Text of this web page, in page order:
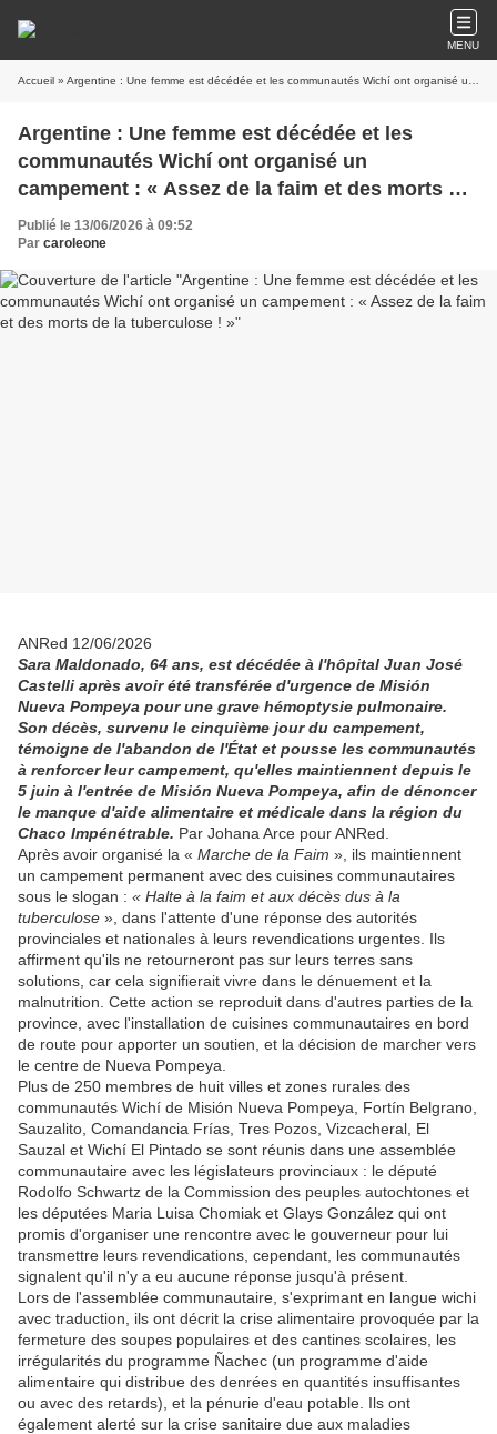
MENU
Accueil » Argentine : Une femme est décédée et les communautés Wichí ont organisé un campement : « Assez de la faim et des morts de la tuberculose ! »
Argentine : Une femme est décédée et les
communautés Wichí ont organisé un
campement : « Assez de la faim et des morts de
la tuberculose ! »
Publié le 13/06/2026 à 09:52
Par caroleone
ANRed 12/06/2026
Sara Maldonado, 64 ans, est décédée à l'hôpital Juan José
Castelli après avoir été transférée d'urgence de Misión
Nueva Pompeya pour une grave hémoptysie pulmonaire.
Son décès, survenu le cinquième jour du campement,
témoigne de l'abandon de l'État et pousse les communautés
à renforcer leur campement, qu'elles maintiennent depuis le
5 juin à l'entrée de Misión Nueva Pompeya, afin de dénoncer
le manque d'aide alimentaire et médicale dans la région du
Chaco Impénétrable. Par Johana Arce pour ANRed.
Après avoir organisé la « Marche de la Faim », ils maintiennent
un campement permanent avec des cuisines communautaires
sous le slogan : « Halte à la faim et aux décès dus à la
tuberculose », dans l'attente d'une réponse des autorités
provinciales et nationales à leurs revendications urgentes. Ils
affirment qu'ils ne retourneront pas sur leurs terres sans
solutions, car cela signifierait vivre dans le dénuement et la
malnutrition. Cette action se reproduit dans d'autres parties de la
province, avec l'installation de cuisines communautaires en bord
de route pour apporter un soutien, et la décision de marcher vers
le centre de Nueva Pompeya.
Plus de 250 membres de huit villes et zones rurales des
communautés Wichí de Misión Nueva Pompeya, Fortín Belgrano,
Sauzalito, Comandancia Frías, Tres Pozos, Vizcacheral, El
Sauzal et Wichí El Pintado se sont réunis dans une assemblée
communautaire avec les législateurs provinciaux : le député
Rodolfo Schwartz de la Commission des peuples autochtones et
les députées Maria Luisa Chomiak et Glays González qui ont
promis d'organiser une rencontre avec le gouverneur pour lui
transmettre leurs revendications, cependant, les communautés
signalent qu'il n'y a eu aucune réponse jusqu'à présent.
Lors de l'assemblée communautaire, s'exprimant en langue wichi
avec traduction, ils ont décrit la crise alimentaire provoquée par la
fermeture des soupes populaires et des cantines scolaires, les
irrégularités du programme Ñachec (un programme d'aide
alimentaire qui distribue des denrées en quantités insuffisantes
ou avec des retards), et la pénurie d'eau potable. Ils ont
également alerté sur la crise sanitaire due aux maladies